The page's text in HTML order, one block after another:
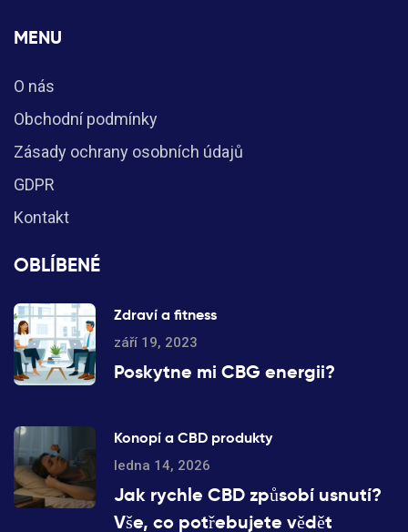
MENU
O nás
Obchodní podmínky
Zásady ochrany osobních údajů
GDPR
Kontakt
OBLÍBENÉ
Zdraví a fitness
září 19, 2023
Poskytne mi CBG energii?
Konopí a CBD produkty
ledna 14, 2026
Jak rychle CBD způsobí usnutí?
Vše, co potřebujete vědět